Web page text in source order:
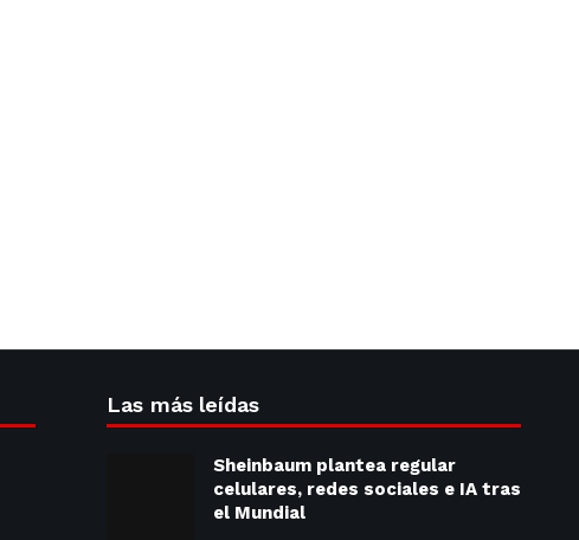
Las más leídas
Sheinbaum plantea regular
celulares, redes sociales e IA tras
el Mundial